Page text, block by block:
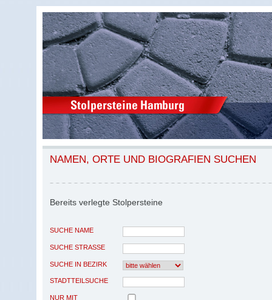
NAMEN, ORTE UND BIOGRAFIEN SUCHEN
Bereits verlegte Stolpersteine
SUCHE NAME
SUCHE STRASSE
SUCHE IN BEZIRK
STADTTEILSUCHE
NUR MIT